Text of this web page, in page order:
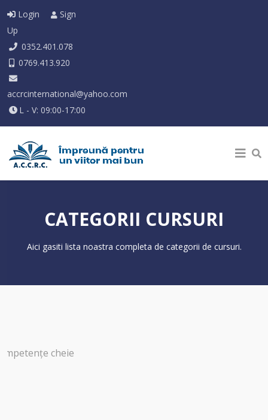
Login
Sign
Up
0352.401.078
0769.413.920
accrcinternational@yahoo.com
L - V: 09:00-17:00
CATEGORII CURSURI
Aici gasiti lista noastra completa de categorii de cursuri.